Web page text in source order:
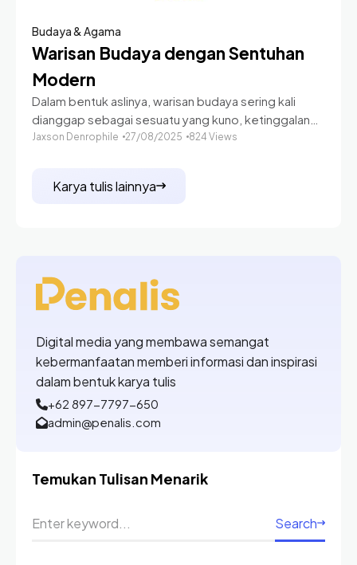
Budaya & Agama
Warisan Budaya dengan Sentuhan
Modern
Dalam bentuk aslinya, warisan budaya sering kali
dianggap sebagai sesuatu yang kuno, ketinggalan
zaman, dan hanya relevan di masa lalu. Banyak orang
Jaxson Denrophile 27/08/2025 824 Views
Karya tulis lainnya
Digital media yang membawa semangat
kebermanfaatan memberi informasi dan inspirasi
dalam bentuk karya tulis
+62 897-7797-650
admin@penalis.com
Temukan Tulisan Menarik
Search